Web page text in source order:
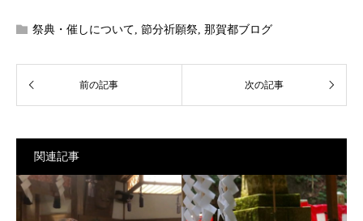
祭典・催しについて 節分祈願祭 那賀都ブログ
関連記事